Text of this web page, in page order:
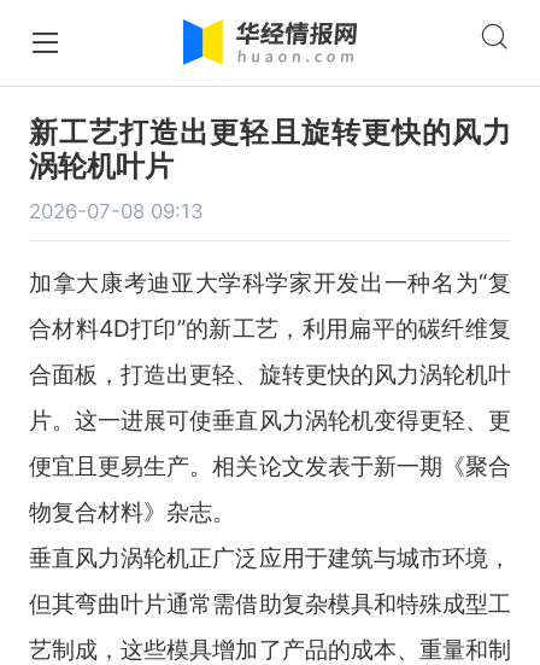
新工艺打造出更轻且旋转更快的风力
涡轮机叶片
2026-07-08 09:13
加拿大康考迪亚大学科学家开发出一种名为“复
合材料4D打印”的新工艺，利用扁平的碳纤维复
合面板，打造出更轻、旋转更快的风力涡轮机叶
片。这一进展可使垂直风力涡轮机变得更轻、更
便宜且更易生产。相关论文发表于新一期《聚合
物复合材料》杂志。
垂直风力涡轮机正广泛应用于建筑与城市环境，
但其弯曲叶片通常需借助复杂模具和特殊成型工
艺制成，这些模具增加了产品的成本、重量和制